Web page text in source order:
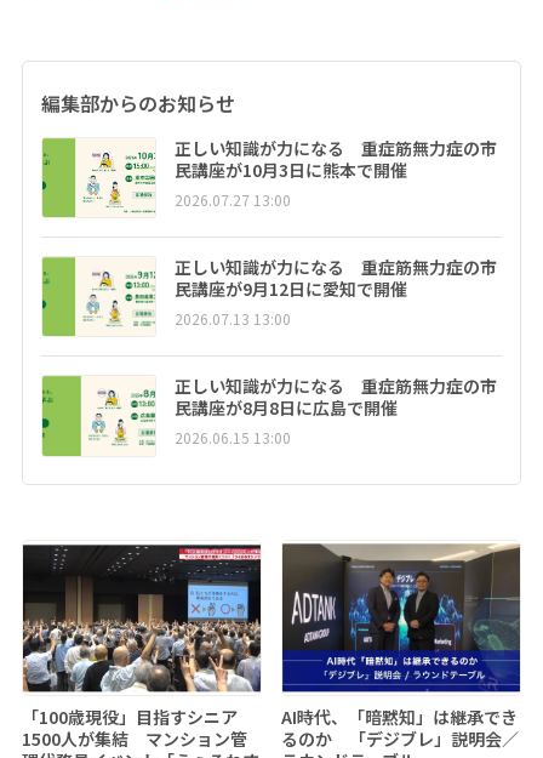
編集部からのお知らせ
正しい知識が力になる 重症筋無力症の市
民講座が10月3日に熊本で開催
2026.07.27 13:00
正しい知識が力になる 重症筋無力症の市
民講座が9月12日に愛知で開催
2026.07.13 13:00
正しい知識が力になる 重症筋無力症の市
民講座が8月8日に広島で開催
2026.06.15 13:00
「100歳現役」目指すシニア
1500人が集結 マンション管
AI時代、「暗黙知」は継承でき
るのか 「デジブレ」説明会／